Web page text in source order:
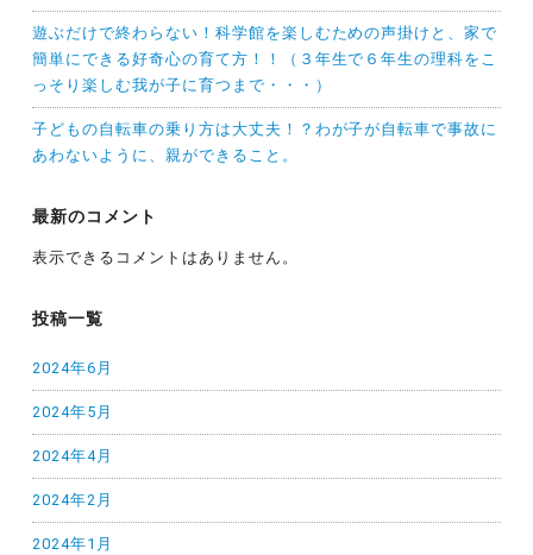
遊ぶだけで終わらない！科学館を楽しむための声掛けと、家で
簡単にできる好奇心の育て方！！（３年生で６年生の理科をこ
っそり楽しむ我が子に育つまで・・・）
子どもの自転車の乗り方は大丈夫！？わが子が自転車で事故に
あわないように、親ができること。
最新のコメント
表示できるコメントはありません。
投稿一覧
2024年6月
2024年5月
2024年4月
2024年2月
2024年1月